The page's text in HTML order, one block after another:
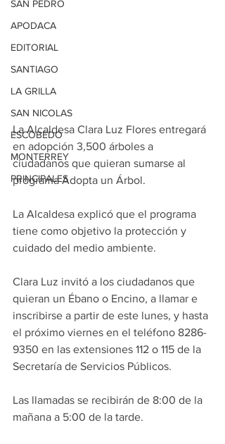
SAN PEDRO
APODACA
EDITORIAL
SANTIAGO
LA GRILLA
SAN NICOLAS
ESCOBEDO
MONTERREY
PRINCIPALES
La Alcaldesa Clara Luz Flores entregará
en adopción 3,500 árboles a
ciudadanos que quieran sumarse al
programa Adopta un Árbol.
La Alcaldesa explicó que el programa
tiene como objetivo la protección y
cuidado del medio ambiente.
Clara Luz invitó a los ciudadanos que
quieran un Ébano o Encino, a llamar e
inscribirse a partir de este lunes, y hasta
el próximo viernes en el teléfono 8286-
9350 en las extensiones 112 o 115 de la
Secretaría de Servicios Públicos.
Las llamadas se recibirán de 8:00 de la
mañana a 5:00 de la tarde.